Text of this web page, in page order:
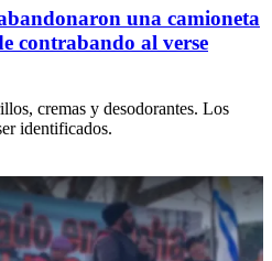
una camioneta
contrabando al verse
cremas y desodorantes. Los
identificados.